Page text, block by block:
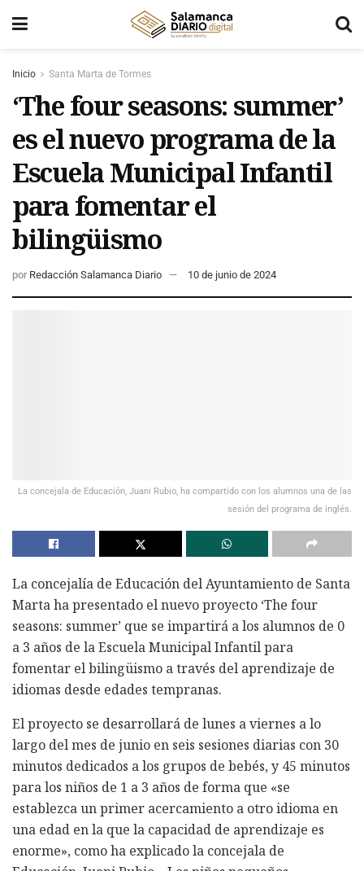
Inicio Santa Marta de Tormes
‘The four seasons: summer’
es el nuevo programa de la
Escuela Municipal Infantil
para fomentar el
bilingüismo
por Redacción Salamanca Diario 10 de junio de 2024
La concejala de Educación, Juani Rubio, ha compartido con los alumnos una de las
sesión del programa de inglés.
La concejalía de Educación del Ayuntamiento de Santa
Marta ha presentado el nuevo proyecto ‘The four
seasons: summer’ que se impartirá a los alumnos de 0
a 3 años de la Escuela Municipal Infantil para
fomentar el bilingüismo a través del aprendizaje de
idiomas desde edades tempranas.
El proyecto se desarrollará de lunes a viernes a lo
largo del mes de junio en seis sesiones diarias con 30
minutos dedicados a los grupos de bebés, y 45 minutos
para los niños de 1 a 3 años de forma que «se
establezca un primer acercamiento a otro idioma en
una edad en la que la capacidad de aprendizaje es
enorme», como ha explicado la concejala de